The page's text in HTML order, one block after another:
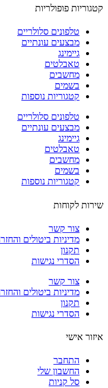
פופולריות
טלפונים סלולריים
מבצעים עונתיים
גיימינג
טאבלטים
מחשבים
בשמים
קטגוריות נוספות
טלפונים סלולריים
מבצעים עונתיים
גיימינג
טאבלטים
מחשבים
בשמים
קטגוריות נוספות
לקוחות
צור קשר
מדיניות ביטולים והחזרה
תקנון
הסדרי נגישות
צור קשר
מדיניות ביטולים והחזרה
תקנון
הסדרי נגישות
אישי
התחבר
החשבון שלי
סל קניות